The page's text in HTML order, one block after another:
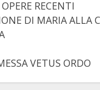
RECENTI
DI MARIA ALLA
VETUS ORDO